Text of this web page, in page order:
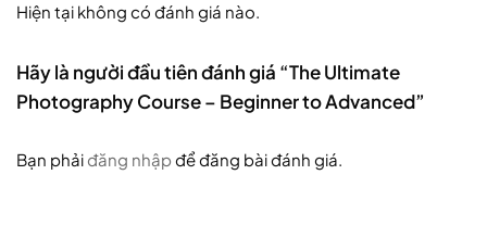
Hiện tại không có đánh giá nào.
Hãy là người đầu tiên đánh giá “The Ultimate
Photography Course – Beginner to Advanced”
Bạn phải đăng nhập để đăng bài đánh giá.